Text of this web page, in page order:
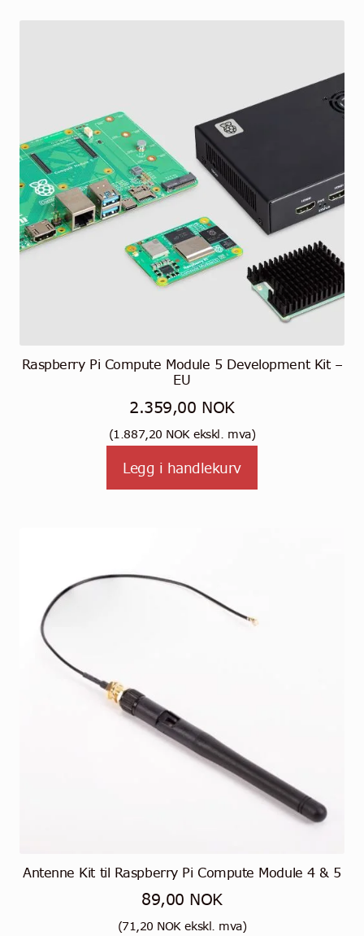
Raspberry Pi Compute Module 5 Development Kit –
EU
2.359,00 NOK
(1.887,20 NOKekskl. mva)
Legg i handlekurv
Antenne Kit til Raspberry Pi Compute Module 4 & 5
89,00 NOK
(71,20 NOKekskl. mva)